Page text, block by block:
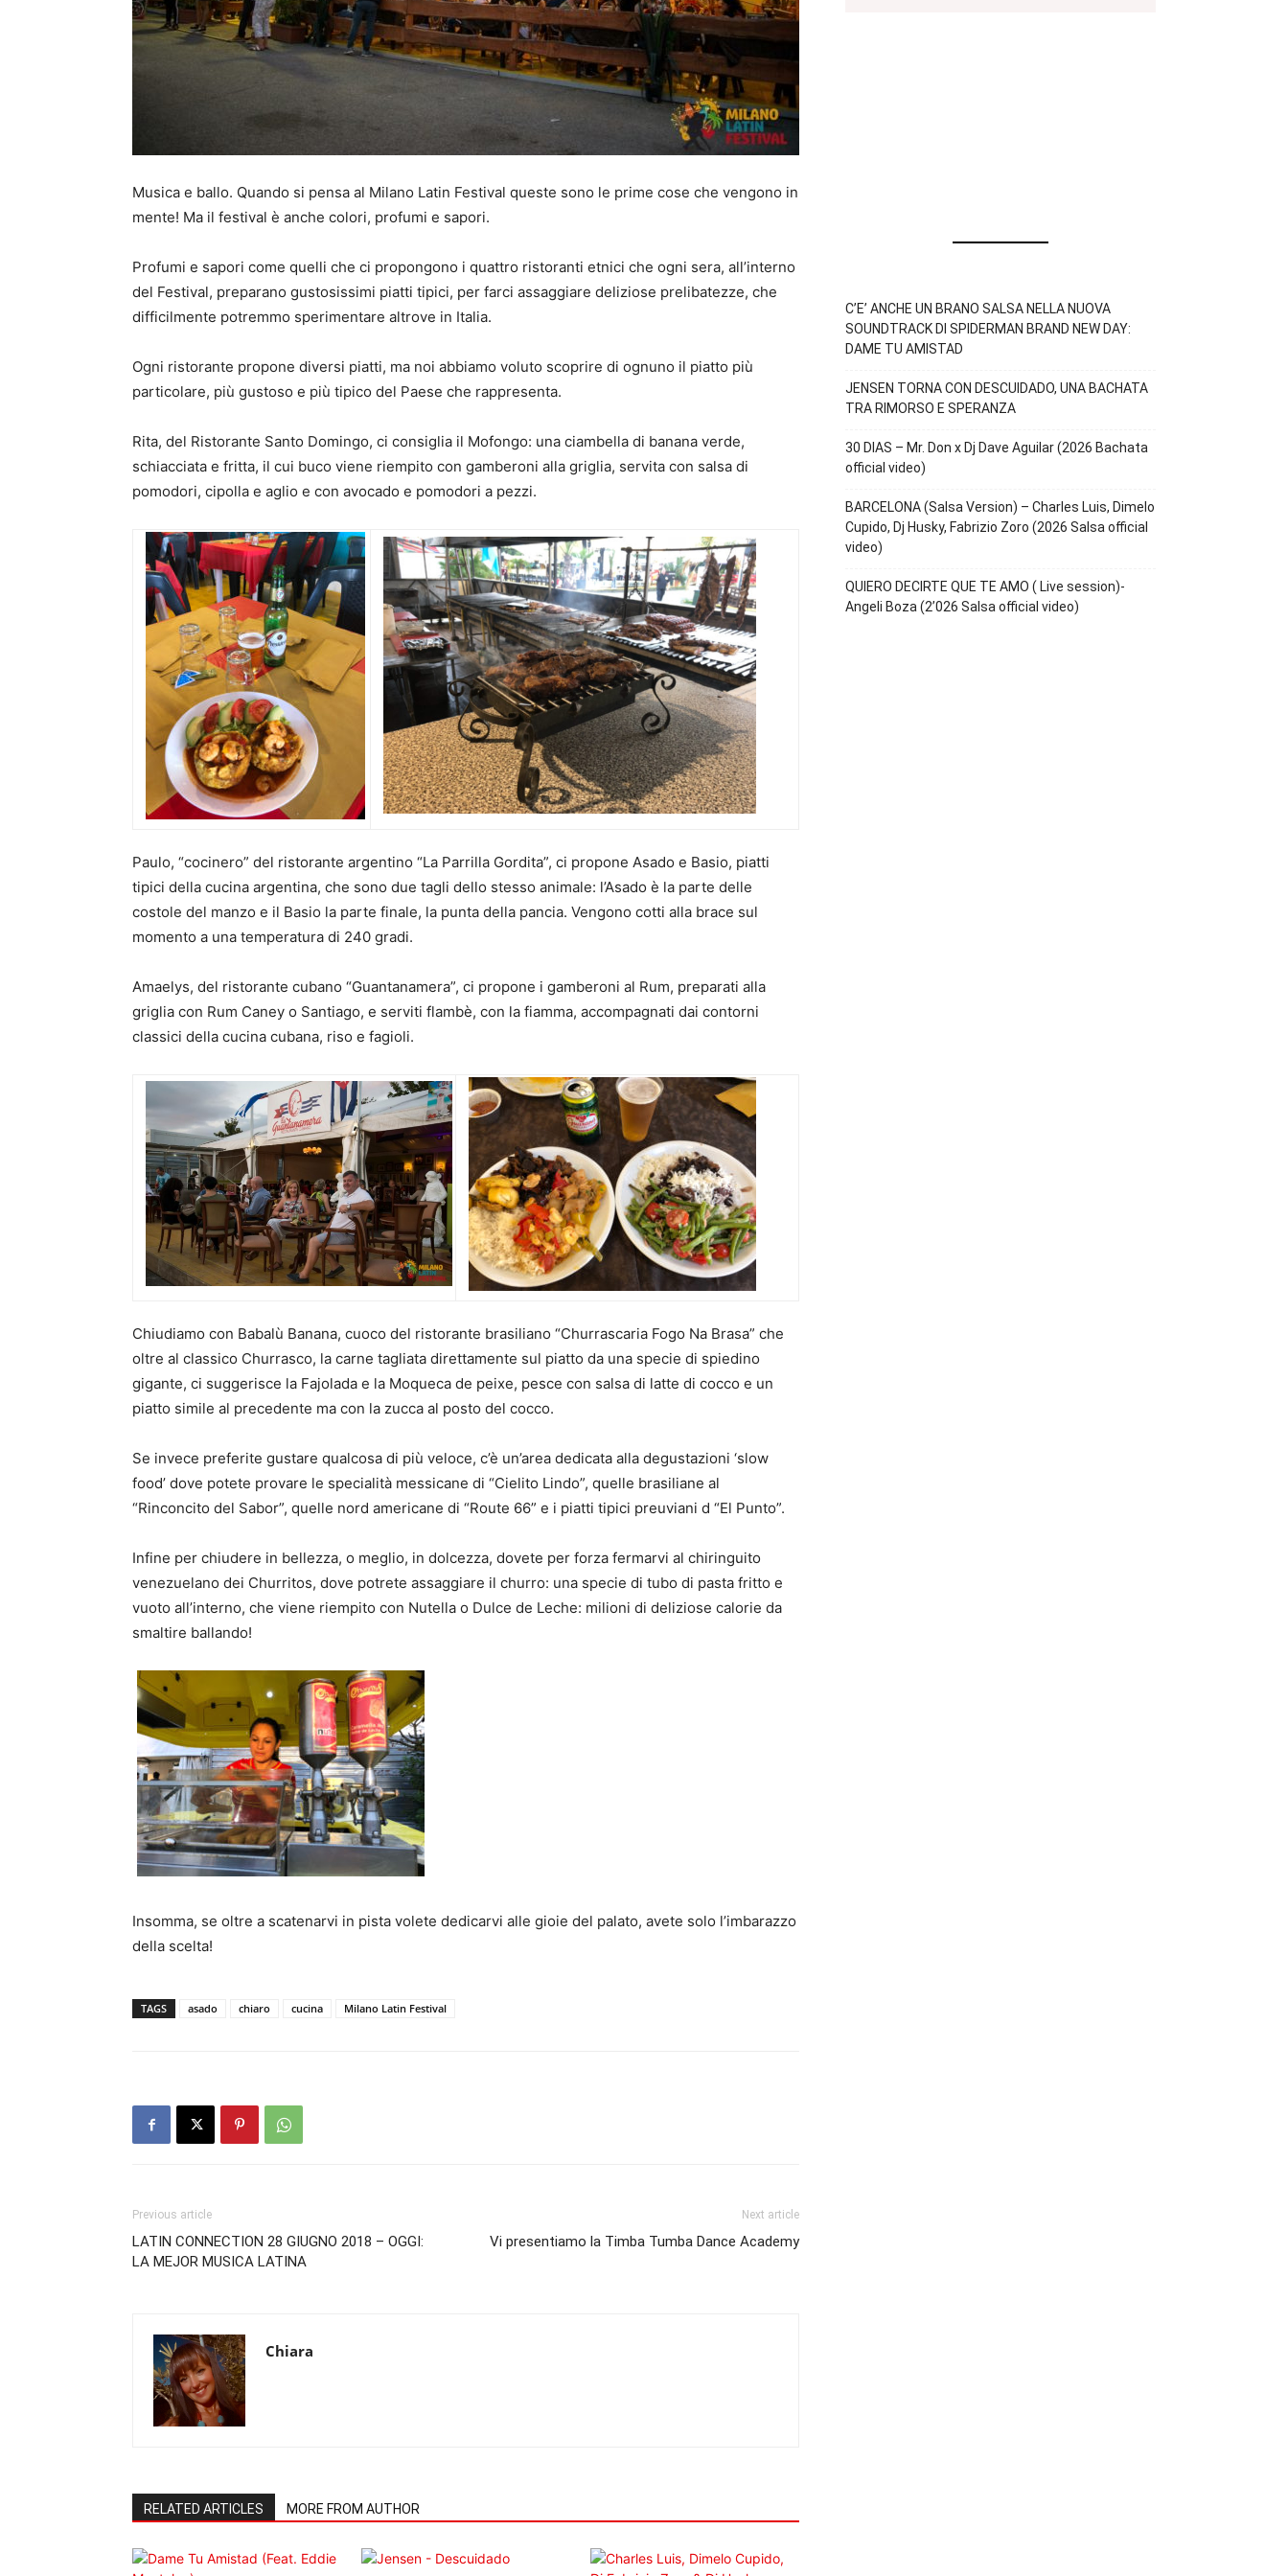
Musica e ballo. Quando si pensa al Milano Latin Festival queste sono le prime cose che vengono in
mente! Ma il festival è anche colori, profumi e sapori.
Profumi e sapori come quelli che ci propongono i quattro ristoranti etnici che ogni sera, all’interno
del Festival, preparano gustosissimi piatti tipici, per farci assaggiare deliziose prelibatezze, che
difficilmente potremmo sperimentare altrove in Italia.
Ogni ristorante propone diversi piatti, ma noi abbiamo voluto scoprire di ognuno il piatto più
particolare, più gustoso e più tipico del Paese che rappresenta.
Rita, del Ristorante Santo Domingo, ci consiglia il Mofongo: una ciambella di banana verde,
schiacciata e fritta, il cui buco viene riempito con gamberoni alla griglia, servita con salsa di
pomodori, cipolla e aglio e con avocado e pomodori a pezzi.
Paulo, “cocinero” del ristorante argentino “La Parrilla Gordita”, ci propone Asado e Basio, piatti
tipici della cucina argentina, che sono due tagli dello stesso animale: l’Asado è la parte delle
costole del manzo e il Basio la parte finale, la punta della pancia. Vengono cotti alla brace sul
momento a una temperatura di 240 gradi.
Amaelys, del ristorante cubano “Guantanamera”, ci propone i gamberoni al Rum, preparati alla
griglia con Rum Caney o Santiago, e serviti flambè, con la fiamma, accompagnati dai contorni
classici della cucina cubana, riso e fagioli.
Chiudiamo con Babalù Banana, cuoco del ristorante brasiliano “Churrascaria Fogo Na Brasa” che
oltre al classico Churrasco, la carne tagliata direttamente sul piatto da una specie di spiedino
gigante, ci suggerisce la Fajolada e la Moqueca de peixe, pesce con salsa di latte di cocco e un
piatto simile al precedente ma con la zucca al posto del cocco.
Se invece preferite gustare qualcosa di più veloce, c’è un’area dedicata alla degustazioni ‘slow
food’ dove potete provare le specialità messicane di “Cielito Lindo”, quelle brasiliane al
“Rinconcito del Sabor”, quelle nord americane di “Route 66” e i piatti tipici preuviani d “El Punto”.
Infine per chiudere in bellezza, o meglio, in dolcezza, dovete per forza fermarvi al chiringuito
venezuelano dei Churritos, dove potrete assaggiare il churro: una specie di tubo di pasta fritto e
vuoto all’interno, che viene riempito con Nutella o Dulce de Leche: milioni di deliziose calorie da
smaltire ballando!
Insomma, se oltre a scatenarvi in pista volete dedicarvi alle gioie del palato, avete solo l’imbarazzo
della scelta!
TAGS asado chiaro cucina Milano Latin Festival
Previous article
LATIN CONNECTION 28 GIUGNO 2018 – OGGI:
LA MEJOR MUSICA LATINA
Next article
Vi presentiamo la Timba Tumba Dance Academy
Chiara
RELATED ARTICLES MORE FROM AUTHOR
C’E’ ANCHE UN BRANO SALSA NELLA NUOVA
SOUNDTRACK DI SPIDERMAN BRAND NEW DAY:
DAME TU AMISTAD
JENSEN TORNA CON DESCUIDADO, UNA BACHATA
TRA RIMORSO E SPERANZA
30 DIAS – Mr. Don x Dj Dave Aguilar (2026 Bachata
official video)
BARCELONA (Salsa Version) – Charles Luis, Dimelo
Cupido, Dj Husky, Fabrizio Zoro (2026 Salsa official
video)
QUIERO DECIRTE QUE TE AMO ( Live session)-
Angeli Boza (2’026 Salsa official video)